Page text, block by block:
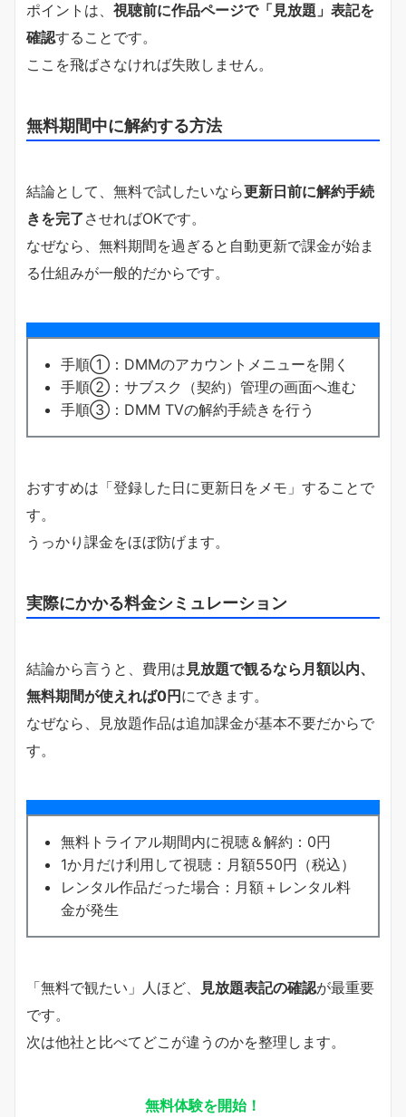
ポイントは、 視聴前に作品ページで「見放題」表記を
確認することです。
ここを飛ばさなければ失敗しません。
無料期間中に解約する方法
結論として、無料で試したいなら更新日前に解約手続
きを完了させればOKです。
なぜなら、無料期間を過ぎると自動更新で課金が始ま
る仕組みが一般的だからです。
手順①：DMMのアカウントメニューを開く
手順②：サブスク（契約）管理の画面へ進む
手順③：DMM TVの解約手続きを行う
おすすめは「登録した日に更新日をメモ」することで
す。
うっかり課金をほぼ防げます。
実際にかかる料金シミュレーション
結論から言うと、費用は 見放題で観るなら月額以内、
無料期間が使えれば0円 にできます。
なぜなら、見放題作品は追加課金が基本不要だからで
す。
無料トライアル期間内に視聴＆解約：0円
1か月だけ利用して視聴：月額550円（税込）
レンタル作品だった場合：月額＋レンタル料
金が発生
「無料で観たい」人ほど、 見放題表記の確認が最重要
です。
次は他社と比べてどこが違うのかを整理します。
無料体験を開始！